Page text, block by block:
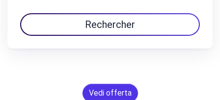
Rechercher
Vedi offerta